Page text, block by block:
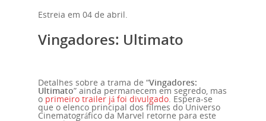
Estreia em 04 de abril.
Vingadores: Ultimato
Detalhes sobre a trama de “Vingadores:
Ultimato” ainda permanecem em segredo, mas
o primeiro trailer já foi divulgado. Espera-se
que o elenco principal dos filmes do Universo
Cinematográfico da Marvel retorne para este